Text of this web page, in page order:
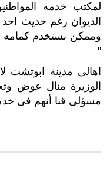
لمكتب خدمه
الديوان رغم حديث
وممكن نستخدم كمامه
"
اهالى مدينة ابوتشت
الوزيرة منال عوض
مسؤلى قنا أنهم فى